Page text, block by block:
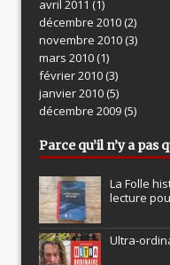
avril 2011 (1)
décembre 2010(2)
novembre 2010(3)
mars 2010(1)
février 2010(3)
janvier 2010(5)
décembre 2009(5)
Parce qu’il n’y a pas
La Folle
lecture
Ultra-